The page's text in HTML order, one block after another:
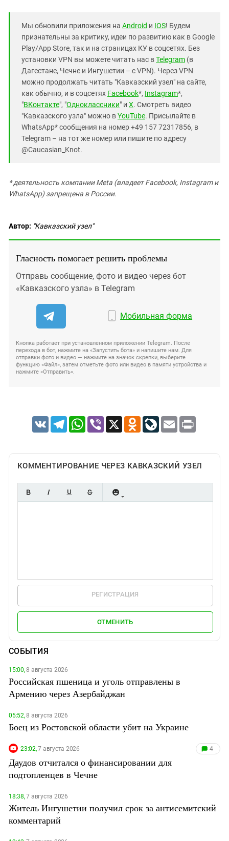
Мы обновили приложения на Android и IOS! Будем
признательны за критику, идеи по развитию как в Google
Play/App Store, так и на страницах КУ в соцсетях. Без
установки VPN вы можете читать нас вTelegram (в
Дагестане, Чечне и Ингушетии – с VPN). Через VPN
можно продолжать читать "Кавказский узел" на сайте,
как обычно, и в соцсетях Facebook*, Instagram*,
"ВКонтакте", "Одноклассники" и X. Смотреть видео
"Кавказского узла" можно вYouTube. Присылайте в
WhatsApp* сообщения на номер +49 157 72317856, в
Telegram – на тот же номер или пишите по адресу
@Caucasian_Knot.
* деятельность компании Meta (владеет Facebook, Instagram и
WhatsApp) запрещена в России.
Автор: "Кавказский узел"
Гласность помогает решить проблемы
Отправь сообщение, фото и видео через бот
«Кавказского узла» в Telegram
Мобильная форма
Кнопка работает при установленном приложении Telegram. После
перехода в бот, нажмите на «Запустить бота» и напишите нам. Для
отправки фото и видео — нажмите на значок скрепки, выберите
функцию «Файл», затем отметьте фото или видео в памяти устройства и
нажмите «Отправить».
VK TelegramWhatsApp
Viber X Odnoklassniki
LiveJournal
Email Print
КОММЕНТИРОВАНИЕ ЧЕРЕЗ КАВКАЗСКИЙ УЗЕЛ
РЕГИСТРАЦИЯ
ОТМЕНИТЬ
СОБЫТИЯ
15:00,8 августа 2026
Российская пшеница и уголь отправлены в
Армению через Азербайджан
05:52,8 августа 2026
Боец из Ростовской области убит на Украине
23:02,7 августа 2026 4
Даудов отчитался о финансировании для
подтопленцев в Чечне
18:38,7 августа 2026
Житель Ингушетии получил срок за антисемитский
комментарий